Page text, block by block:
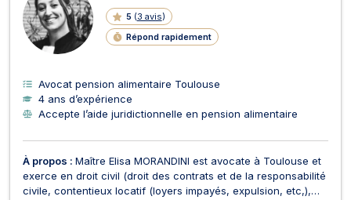
5 (3 avis)
Répond rapidement
Avocat pension alimentaire Toulouse
4 ans d’expérience
Accepte l’aide juridictionnelle en pension alimentaire
À propos : Maître Elisa MORANDINI est avocate à Toulouse et
exerce en droit civil (droit des contrats et de la responsabilité
civile, contentieux locatif (loyers impayés, expulsion, etc,),